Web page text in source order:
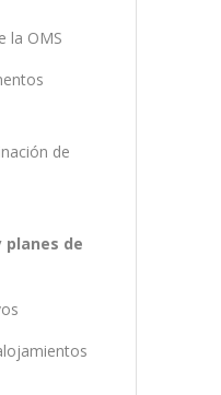
la OMS
de
planes de